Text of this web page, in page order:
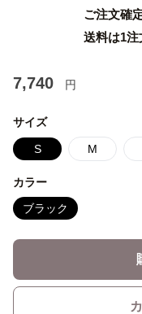
ご注文確
送料は1注
7,740 円
サイズ
S M
カラー
ブラック